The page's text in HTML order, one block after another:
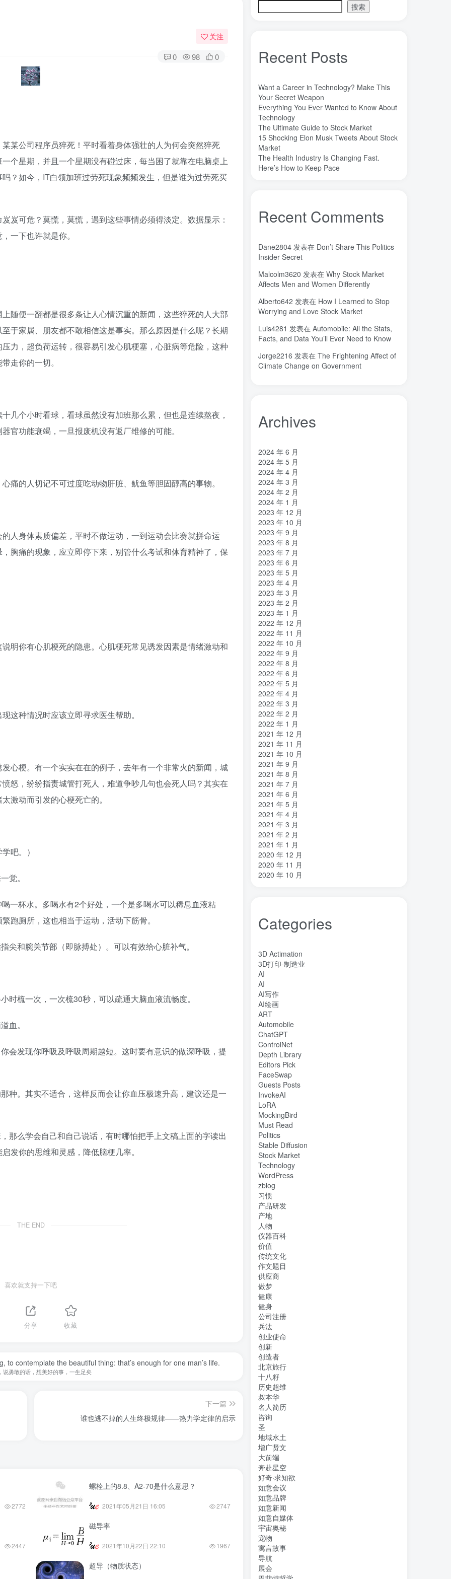
关注
0 98 0
某公司程序员猝死！平时看着身体强壮的人为何会突然猝死
个星期，并且一个星期没有碰过床，每当困了就靠在电脑桌上
？如今，IT白领加班过劳死现象频频发生，但是谁为过劳死买
岌可危？莫慌，莫慌，遇到这些事情必须得淡定。数据显示：
一下也许就是你。
随便一翻都是很多条让人心情沉重的新闻，这些猝死的人大部
于家属、朋友都不敢相信这是事实。那么原因是什么呢？长期
力，超负荷运转，很容易引发心肌梗塞，心脏病等危险，这种
走你的一切。
几个小时看球，看球虽然没有加班那么累，但也是连续熬夜，
官功能衰竭，一旦报废机没有返厂维修的可能。
痛的人切记不可过度吃动物肝脏、鱿鱼等胆固醇高的事物。
人身体素质偏差，平时不做运动，一到运动会比赛就拼命运
胸痛的现象，应立即停下来，别管什么考试和体育精神了，保
明你有心肌梗死的隐患。心肌梗死常见诱发因素是情绪激动和
这种情况时应该立即寻求医生帮助。
心梗。有一个实实在在的例子，去年有一个非常火的新闻，城
怒，纷纷指责城管打死人，难道争吵几句也会死人吗？其实在
激动而引发的心梗死亡的。
吧。）
觉。
一杯水。多喝水有2个好处，一个是多喝水可以稀息血液粘
跑厕所，这也相当于运动，活动下筋骨。
尖和腕关节部（即脉搏处）。可以有效给心脏补气。
时梳一次，一次梳30秒，可以疏通大脑血液流畅度。
血。
会发现你呼吸及呼吸周期越短。这时要有意识的做深呼吸，提
种。其实不适合，这样反而会让你血压极速升高，建议还是一
那么学会自己和自己说话，有时哪怕把手上文稿上面的字读出
发你的思维和灵感，降低脑梗几率。
THE END
喜欢就支持一下吧
分享 收藏
contemplate the beautiful thing: that’s enough for one man’s life.
说勇敢的话，想美好的事，一生足矣
下一篇
谁也逃不掉的人生终极规律——热力学定律的启示
2772
螺栓上的8.8、A2-70是什么意思？
2021年05月21日 16:05 2747
2447
磁导率
2021年10月22日 22:10 1967
超导（物质状态）
魔法(1) 高熵合金(3) 雷军(3) 陶瓷
达芬奇(1) 超分辨显微成像(2)
苏醒 (1) (1) 自信 (1) 胡良兵 (53)
网盘(0) 经济类(0)
秘密，吸引力法则，纪录片，下载(0)
秘密 (1) 碳离子治疗系统(1) 研究方向
石墨烯储能(1) 石墨烯(20) 真空阀门 (1)
真空系统
潍坊(1) 流动性(1)
宝塔(2) 学术会议(0) 大国崛起(1)
命运(2) 吸引力法则(1) 君临 (1)
原位(35) 南海(2) 北京大学(1)
关键帧 全屏滚动(1)
亿万富翁 (2) 人生 (2) 乐愚分享(0)
stable diffusion(6) notionai(1) notion
搜索
Recent Posts
Want a Career in Technology? Make This
Your Secret Weapon
Everything You Ever Wanted to Know About
Technology
The Ultimate Guide to Stock Market
15 Shocking Elon Musk Tweets About Stock
Market
The Health Industry Is Changing Fast.
Here’s How to Keep Pace
Recent Comments
Dane2804 发表在 Don’t Share This Politics
Insider Secret
Malcolm3620 发表在 Why Stock Market
Affects Men and Women Differently
Alberto642 发表在 How I Learned to Stop
Worrying and Love Stock Market
Luis4281 发表在 Automobile: All the Stats,
Facts, and Data You’ll Ever Need to Know
Jorge2216 发表在 The Frightening Affect of
Climate Change on Government
Archives
2024 年 6 月
2024 年 5 月
2024 年 4 月
2024 年 3 月
2024 年 2 月
2024 年 1 月
2023 年 12 月
2023 年 10 月
2023 年 9 月
2023 年 8 月
2023 年 7 月
2023 年 6 月
2023 年 5 月
2023 年 4 月
2023 年 3 月
2023 年 2 月
2023 年 1 月
2022 年 12 月
2022 年 11 月
2022 年 10 月
2022 年 9 月
2022 年 8 月
2022 年 6 月
2022 年 5 月
2022 年 4 月
2022 年 3 月
2022 年 2 月
2022 年 1 月
2021 年 12 月
2021 年 11 月
2021 年 10 月
2021 年 9 月
2021 年 8 月
2021 年 7 月
2021 年 6 月
2021 年 5 月
2021 年 4 月
2021 年 3 月
2021 年 2 月
2021 年 1 月
2020 年 12 月
2020 年 11 月
2020 年 10 月
Categories
3D Actimation
3D打印-制造业
AI
AI
AI写作
AI绘画
ART
Automobile
ChatGPT
ControlNet
Depth Library
Editors Pick
FaceSwap
Guests Posts
InvokeAI
LoRA
MockingBird
Must Read
Politics
Stable Diffusion
Stock Market
Technology
WordPress
zblog
习惯
产品研发
产地
人物
仪器百科
价值
传统文化
作文题目
供应商
做梦
健康
健身
公司注册
兵法
创业使命
创新
创造者
北京旅行
十八籽
历史超维
叔本华
名人简历
咨询
圣
地域水土
增广贤文
大前端
奔赴星空
好奇·求知欲
如意会议
如意品牌
如意新闻
如意自媒体
宇宙奥秘
宠物
寓言故事
导航
展会